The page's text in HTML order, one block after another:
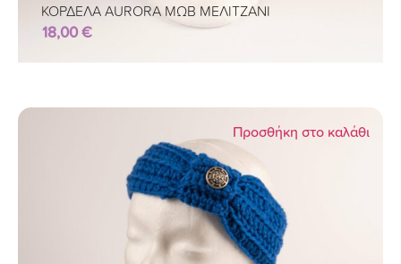
ΚΟΡΔΕΛΑ AURORA ΜΩΒ ΜΕΛΙΤΖΑΝΙ
18,00€
Προσθήκη στο καλάθι